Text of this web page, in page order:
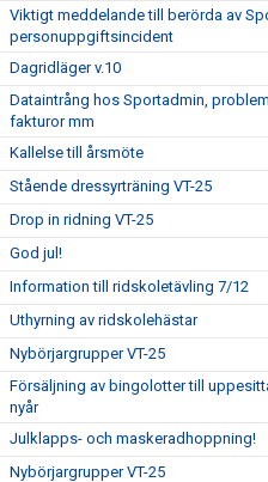
Viktigt meddelande till berörda av
personuppgiftsincident
Dagridläger v.10
Dataintrång hos Sportadmin,
fakturor mm
Kallelse till årsmöte
Stående dressyrträning VT-25
Drop in ridning VT-25
God jul!
Information till ridskoletävling 7/12
Uthyrning av ridskolehästar
Nybörjargrupper VT-25
Försäljning av bingolotter till
nyår
Julklapps- och maskeradhoppning!
Nybörjargrupper VT-25